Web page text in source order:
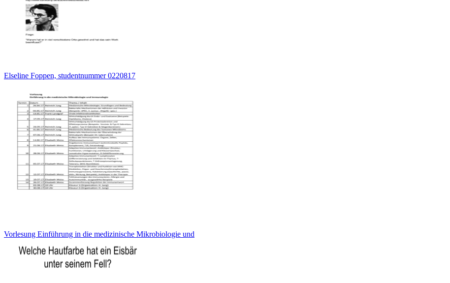
Elseline Foppen, studentnummer 0220817
Vorlesung Einführung in die medizinische Mikrobiologie und